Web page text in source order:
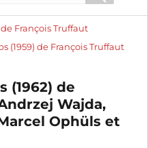
OK
de François Truffaut
(1959) de François Truffaut
(1962) de
Wajda,
Ophüls et